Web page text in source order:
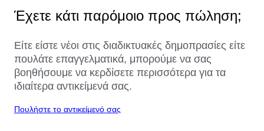
Έχετε κάτι παρόμοιο προς πώληση;
Είτε είστε νέοι στις διαδικτυακές δημοπρασίες είτε
πουλάτε επαγγελματικά, μπορούμε να σας
βοηθήσουμε να κερδίσετε περισσότερα για τα
ιδιαίτερα αντικείμενά σας.
Πουλήστε το αντικείμενό σας